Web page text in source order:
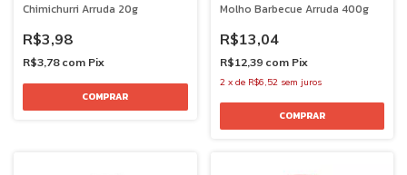
Chimichurri Arruda 20g
R$3,98
R$3,78 com Pix
Molho Barbecue Arruda 400g
R$13,04
R$12,39 com Pix
2 x de R$6,52 sem juros